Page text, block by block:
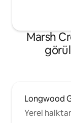
Marsh
Longwood
Yerel